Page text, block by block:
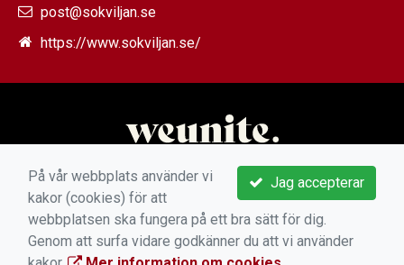
post@sokviljan.se
https://www.sokviljan.se/
Jag accepterar
På vår webbplats använder vi
kakor (cookies) för att
webbplatsen ska fungera på ett bra sätt för dig.
Genom att surfa vidare godkänner du att vi använder